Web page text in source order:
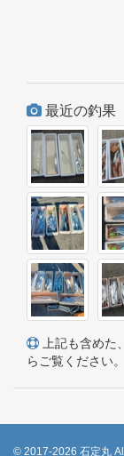
最近の釣果
上記も含めた
らご覧ください。
© 2017-2026 石定丸